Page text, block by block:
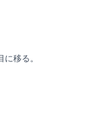
移る。